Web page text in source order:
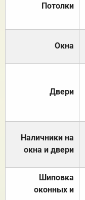
Потолки
Окна
Двери
Наличники на
окна и двери
Шиповка
оконных и